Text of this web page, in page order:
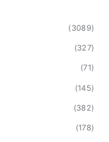
(3089)
(327)
(71)
(145)
(382)
(178)